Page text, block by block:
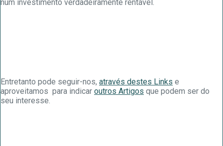
num investimento verdadeiramente rentável.
Entretanto pode seguir-nos, através destes Links e
aproveitamos para indicar outros Artigos que podem ser do
seu interesse.